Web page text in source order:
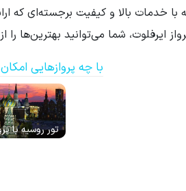
با خدمات بالا و کیفیت برجسته‌ای که
ایرفلوت، شما می‌توانید بهترین‌ها
با چه پروازهایی
تور روسیه با